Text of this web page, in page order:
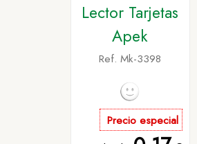
Lector Tarjetas
Apek
Ref. Mk-3398
Precio especial